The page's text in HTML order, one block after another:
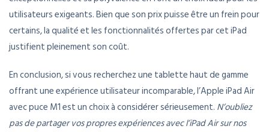
utilisateurs exigeants. Bien que son prix puisse être un frein pour
certains, la qualité et les fonctionnalités offertes par cet iPad
justifient pleinement son coût.
En conclusion, si vous recherchez une tablette haut de gamme
offrant une expérience utilisateur incomparable, l’Apple iPad Air
avec puce M1 est un choix à considérer sérieusement. N’oubliez
pas de partager vos propres expériences avec l’iPad Air sur nos